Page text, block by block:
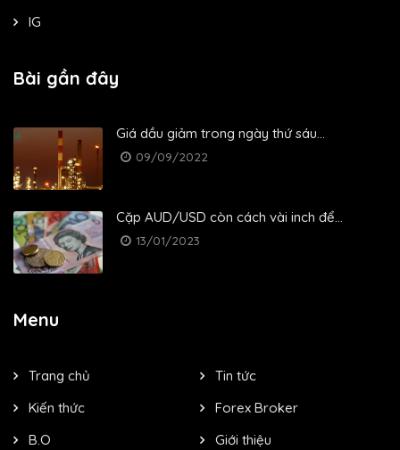
IG
Bài gần đây
Giá dầu giảm trong ngày thứ sáu...
09/09/2022
Cặp AUD/USD còn cách vài inch để...
13/01/2023
Menu
Trang chủ
Tin tức
Kiến thức
Forex Broker
B.O
Giới thiệu